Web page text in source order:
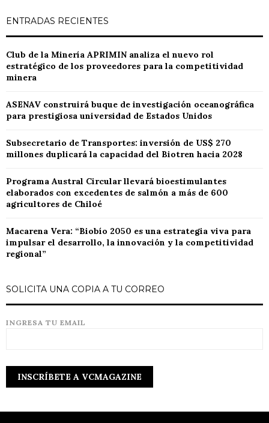
ENTRADAS RECIENTES
Club de la Minería APRIMIN analiza el nuevo rol
estratégico de los proveedores para la competitividad
minera
ASENAV construirá buque de investigación oceanográfica
para prestigiosa universidad de Estados Unidos
Subsecretario de Transportes: inversión de US$ 270
millones duplicará la capacidad del Biotren hacia 2028
Programa Austral Circular llevará bioestimulantes
elaborados con excedentes de salmón a más de 600
agricultores de Chiloé
Macarena Vera: “Biobío 2050 es una estrategia viva para
impulsar el desarrollo, la innovación y la competitividad
regional”
SOLICITA UNA COPIA A TU CORREO
INGRESA TU EMAIL